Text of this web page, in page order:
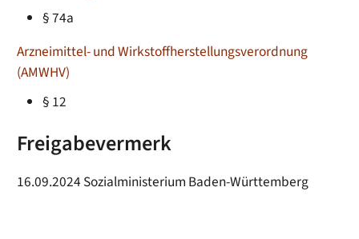
§ 74a
Arzneimittel- und Wirkstoffherstellungsverordnung
(AMWHV)
§ 12
Freigabevermerk
16.09.2024 Sozialministerium Baden-Württemberg